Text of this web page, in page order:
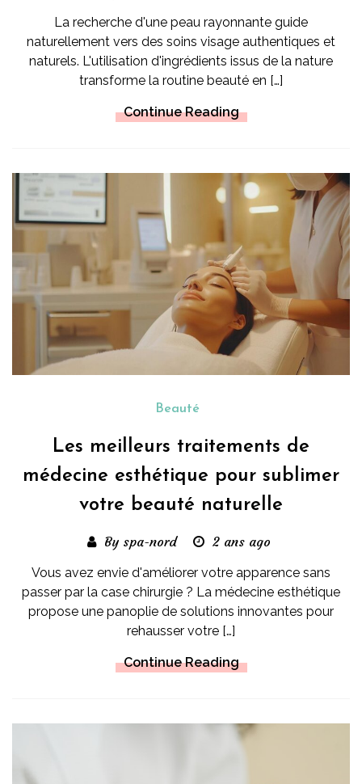
La recherche d'une peau rayonnante guide
naturellement vers des soins visage authentiques et
naturels. L'utilisation d'ingrédients issus de la nature
transforme la routine beauté en […]
Continue Reading
Beauté
Les meilleurs traitements de
médecine esthétique pour sublimer
votre beauté naturelle
By spa-nord 2 ans ago
Vous avez envie d'améliorer votre apparence sans
passer par la case chirurgie ? La médecine esthétique
propose une panoplie de solutions innovantes pour
rehausser votre […]
Continue Reading